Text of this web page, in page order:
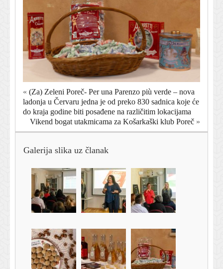
« (Za) Zeleni Poreč- Per una Parenzo più verde – nova
ladonja u Červaru jedna je od preko 830 sadnica koje će
do kraja godine biti posađene na različitim lokacijama
Vikend bogat utakmicama za Košarkaški klub Poreč »
Galerija slika uz članak